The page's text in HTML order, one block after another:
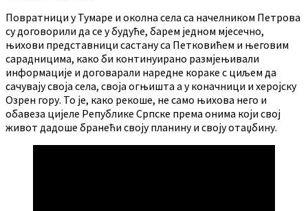
Повратници у Тумаре и околна села са начелником Петрова
су договорили да се у будуће, барем једном мјесечно,
њихови представници састану са Петковићем и његовим
сарадницима, како би континуирано размјењивали
информације и договарали наредне кораке с циљем да
сачувају своја села, своја огњишта а у коначници и херојску
Озрен гору. То је, како рекоше, не само њихова него и
обавеза цијеле Републике Српске према онима који свој
живот дадоше бранећи своју планину и своју отаџбину.